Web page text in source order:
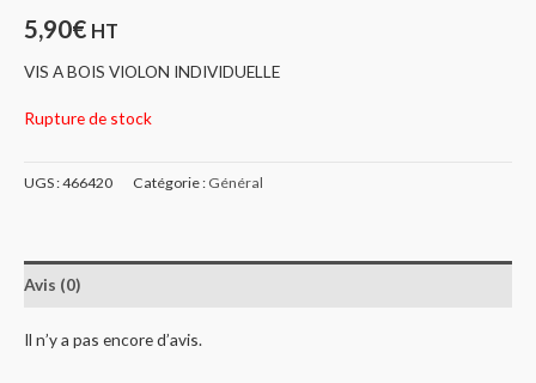
5,90€ HT
VIS A BOIS VIOLON INDIVIDUELLE
Rupture de stock
UGS :466420 Catégorie : Général
Avis (0)
Il n’y a pas encore d’avis.